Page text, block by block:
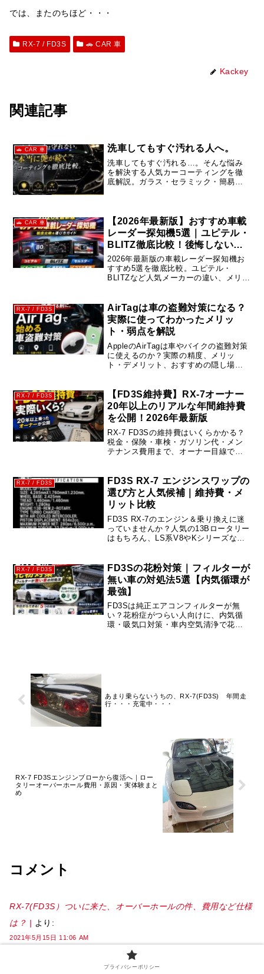
では、またのちほど・・・
RX-7 / FD3S 🚗 CAR 車
Kackey
関連記事
🚗 CAR 車 洗車してもすぐ汚れる人へ。
洗車してもすぐ汚れる…。そんな悩み
を解決する人気カーコーティングを徹
底解説。ガラス・セラミック・簡易コ
🚗 CAR 車
【2026年最新版】おすすめ車載
レーダー探知機5選｜ユピテル・
BLITZ徹底比較！後悔しない選
び方
2026年最新版の車載レーダー探知機お
すすめ5選を徹底比較。ユピテル・
BLITZなど人気メーカーの違い、メリッ
RX-7 / FD3S
AirTagは車の盗難対策になる？
実際に使ってわかったメリッ
ト・弱点を解説
AppleのAirTagは車やバイクの盗難対策
に使えるのか？実際の精度、メリッ
ト・デメリット、おすすめの隠し場
策方法をわかりやすく紹介します。
RX-7 / FD3S
【FD3S維持費】RX-7オーナー
20年以上のリアルな年間維持費
を公開！2026年最新版
RX-7 FD3Sの維持費はいくらかかる？
税金・保険・車検・ガソリン代・メン
テナンス費用まで、オーナー目線でリ
RX-7 / FD3S
FD3S RX-7 エンジンスワップの
選び方と人気候補｜維持費・メ
リット比較
FD3S RX-7のエンジン＆乗り換えに迷
っていませんか？人気の13Bロータリー
はもちろん、LS系V8やKシリーズなど
ガイド付き。
RX-7 / FD3S
FD3Sの花粉対策｜フィルターが
無い車の対処法5選【内気循環が
最強】
FD3Sは純正エアコンフィルターが無
い？花粉症がつらい人向けに、内気循
環・吸気口対策・車内空気清浄で花粉
あまり乗らないうちの、RX-7(FD3S) 年間走
行・・・充電中・・・
RX-7 FD3Sエンジンブローから復活へ｜ロー
タリーオーバーホール費用・原因・実体験まと
め
コメント
RX-7(FD3S）ついに来た、オーバーホールの件、費用など仕様
は？ | より:
2021年5月15日 11:06 AM
[…] とうとうこの日が来ました、うちのRX-7 OH (オーバーホ
ール）です。役２５年のネオクラッシック車のうちのFD3S、
プライバシーポリシー